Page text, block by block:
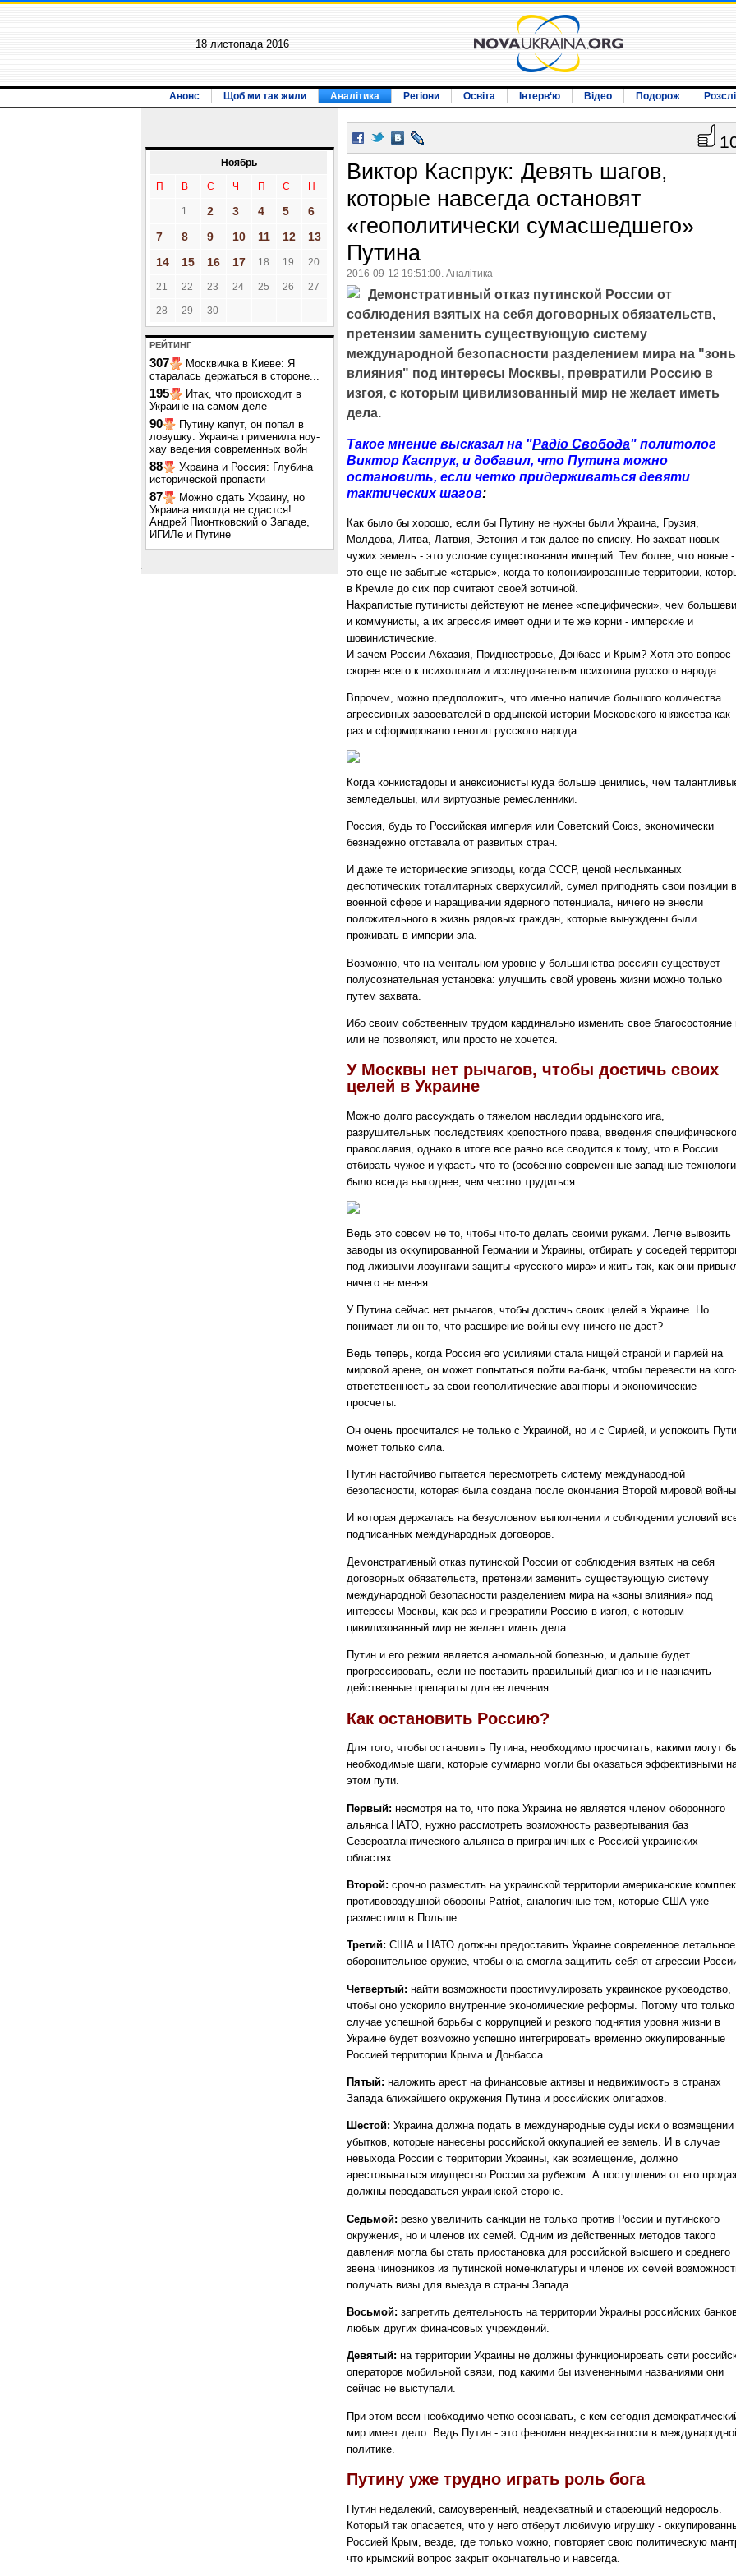
18 листопада 2016
Анонс Щоб ми так жили Аналітика Регіони Освіта Інтерв‘ю Відео Подорож
Ноябрь
П В С Ч П С Н
1 2 3 4 5
6
7
8 9 10 11 12
13
14
15 16 17 18 19 20
21 22 23 24 25 26 27
28 29 30
РЕЙТИНГ
307
Москвичка в Киеве: Я
старалась держаться в стороне...
195
Итак, что происходит в
Украине на самом деле
90
Путину капут, он попал в
ловушку: Украина применила ноу-
хау ведения современных войн
88
Украина и Россия: Глубина
исторической пропасти
87
Можно сдать Украину, но
Украина никогда не сдастся!
Андрей Пионтковский о Западе,
ИГИЛе и Путине
Виктор Каспрук: Девять шагов,
которые навсегда остановят
«геополитически сумасшедшего»
Путина
2016-09-12 19:51:00. Аналітика
Демонстративный отказ путинской России от
соблюдения взятых на себя договорных обязательств,
претензии заменить существующую систему
международной безопасности разделением мира на
влияния" под интересы Москвы, превратили Россию в
изгоя, с которым цивилизованный мир не желает иметь
дела.
Такое мнение высказал на "Радіо Свобода" политолог
Виктор Каспрук, и добавил, что Путина можно
остановить, если четко придерживаться девяти
тактических шагов:
Как было бы хорошо, если бы Путину не нужны были Украина, Грузия,
Молдова, Литва, Латвия, Эстония и так далее по списку. Но захват новых
чужих земель - это условие существования империй. Тем более, что новые -
это еще не забытые «старые», когда-то колонизированные территории,
в Кремле до сих пор считают своей вотчиной.
Нахрапистые путинисты действуют не менее «специфически», чем
и коммунисты, а их агрессия имеет одни и те же корни - имперские и
шовинистические.
И зачем России Абхазия, Приднестровье, Донбасс и Крым? Хотя это вопрос
скорее всего к психологам и исследователям психотипа русского народа.
Впрочем, можно предположить, что именно наличие большого количества
агрессивных завоевателей в ордынской истории Московского княжества как
раз и сформировало генотип русского народа.
Когда конкистадоры и анексионисты куда больше ценились, чем
земледельцы, или виртуозные ремесленники.
Россия, будь то Российская империя или Советский Союз, экономически
безнадежно отставала от развитых стран.
И даже те исторические эпизоды, когда СССР, ценой неслыханных
деспотических тоталитарных сверхусилий, сумел приподнять свои позиции в
военной сфере и наращивании ядерного потенциала, ничего не внесли
положительного в жизнь рядовых граждан, которые вынуждены были
проживать в империи зла.
Возможно, что на ментальном уровне у большинства россиян существует
полусознательная установка: улучшить свой уровень жизни можно только
путем захвата.
Ибо своим собственным трудом кардинально изменить свое благосостояние
или не позволяют, или просто не хочется.
У Москвы нет рычагов, чтобы достичь своих
целей в Украине
Можно долго рассуждать о тяжелом наследии ордынского ига,
разрушительных последствиях крепостного права, введения специфического
православия, однако в итоге все равно все сводится к тому, что в России
отбирать чужое и украсть что-то (особенно современные западные
было всегда выгоднее, чем честно трудиться.
Ведь это совсем не то, чтобы что-то делать своими руками. Легче вывозить
заводы из оккупированной Германии и Украины, отбирать у соседей
под лживыми лозунгами защиты «русского мира» и жить так, как они
ничего не меняя.
У Путина сейчас нет рычагов, чтобы достичь своих целей в Украине. Но
понимает ли он то, что расширение войны ему ничего не даст?
Ведь теперь, когда Россия его усилиями стала нищей страной и парией на
мировой арене, он может попытаться пойти ва-банк, чтобы перевести на
ответственность за свои геополитические авантюры и экономические
просчеты.
Он очень просчитался не только с Украиной, но и с Сирией, и успокоить
может только сила.
Путин настойчиво пытается пересмотреть систему международной
безопасности, которая была создана после окончания Второй мировой
И которая держалась на безусловном выполнении и соблюдении условий
подписанных международных договоров.
Демонстративный отказ путинской России от соблюдения взятых на себя
договорных обязательств, претензии заменить существующую систему
международной безопасности разделением мира на «зоны влияния» под
интересы Москвы, как раз и превратили Россию в изгоя, с которым
цивилизованный мир не желает иметь дела.
Путин и его режим является аномальной болезнью, и дальше будет
прогрессировать, если не поставить правильный диагноз и не назначить
действенные препараты для ее лечения.
Как остановить Россию?
Для того, чтобы остановить Путина, необходимо просчитать, какими могут
необходимые шаги, которые суммарно могли бы оказаться эффективными
этом пути.
Первый: несмотря на то, что пока Украина не является членом оборонного
альянса НАТО, нужно рассмотреть возможность развертывания баз
Североатлантического альянса в приграничных с Россией украинских
областях.
Второй: срочно разместить на украинской территории американские
противовоздушной обороны Patriot, аналогичные тем, которые США уже
разместили в Польше.
Третий: США и НАТО должны предоставить Украине современное летальное
оборонительное оружие, чтобы она смогла защитить себя от агрессии
Четвертый: найти возможности простимулировать украинское руководство,
чтобы оно ускорило внутренние экономические реформы. Потому что
случае успешной борьбы с коррупцией и резкого поднятия уровня жизни в
Украине будет возможно успешно интегрировать временно оккупированные
Россией территории Крыма и Донбасса.
Пятый: наложить арест на финансовые активы и недвижимость в странах
Запада ближайшего окружения Путина и российских олигархов.
Шестой: Украина должна подать в международные суды иски о возмещении
убытков, которые нанесены российской оккупацией ее земель. И в случае
невыхода России с территории Украины, как возмещение, должно
арестовываться имущество России за рубежом. А поступления от его
должны передаваться украинской стороне.
Седьмой: резко увеличить санкции не только против России и путинского
окружения, но и членов их семей. Одним из действенных методов такого
давления могла бы стать приостановка для российской высшего и среднего
звена чиновников из путинской номенклатуры и членов их семей
получать визы для выезда в страны Запада.
Восьмой: запретить деятельность на территории Украины российских
любых других финансовых учреждений.
Девятый: на территории Украины не должны функционировать сети
операторов мобильной связи, под какими бы измененными названиями они
сейчас не выступали.
При этом всем необходимо четко осознавать, с кем сегодня
мир имеет дело. Ведь Путин - это феномен неадекватности в
политике.
Путину уже трудно играть роль бога
Путин недалекий, самоуверенный, неадекватный и стареющий недоросль.
Который так опасается, что у него отберут любимую игрушку -
Россией Крым, везде, где только можно, повторяет свою политическую
что крымский вопрос закрыт окончательно и навсегда.